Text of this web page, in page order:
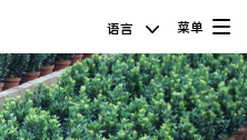
菜单
语言